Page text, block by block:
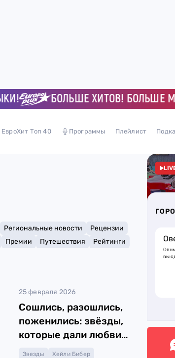
БОЛЬШЕ ХИТОВ! БОЛЬШЕ
ЕвроХит Топ 40 Программы Плейлист
Региональные новости
Рецензии
Премии Путешествия
Рейтинги
25 февраля 2026
Сошлись, разошлись,
поженились: звёзды,
которые дали любви
второй шанс
Звезды
Хейли Бибер
вы